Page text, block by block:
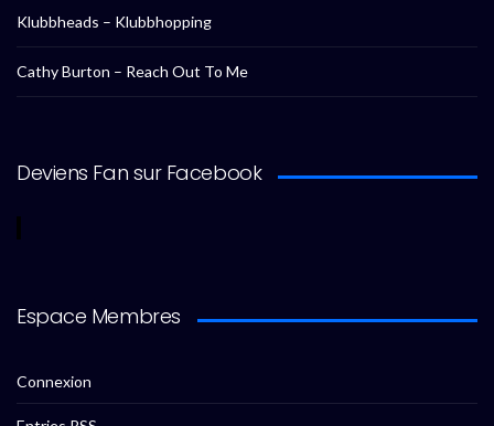
Klubbheads – Klubbhopping
Cathy Burton – Reach Out To Me
Deviens Fan sur Facebook
Espace Membres
Connexion